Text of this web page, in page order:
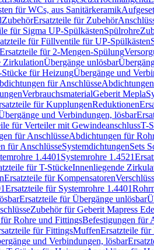
für WCs, aus Sanitärkeramik
ZubehörErsatzteile für Zubehör
für Sigma UP-SpülkästenSpülrohre
für Füllventile für UP-Spülkästen
Ersatzteile für 2-Mengen-Spülung
ZirkulationÜbergänge unlösbar
Stücke für HeizungÜbergänge und
für Anschlüsse
VerbrauchsmaterialGeberit Mepla
für KupplungenReduktionen
und Verbindungen, lösbar
für Verteiler mit GewindeanschlussT-
für AnschlüsseAbdichtungen für
für AnschlüsseSystemdichtungenSets
1.4401 Systemrohre 1.4521
für T-StückeInnenliegende
Ersatzteile für Kompensatoren
Ersatzteile für Systemrohre 1.4401
Ersatzteile für Übergänge unlösbar
Zubehör für Geberit Mapress
Rohre und FittingsBefestigungen für
für FittingsMuffenErsatzteile
und Verbindungen, lösbar